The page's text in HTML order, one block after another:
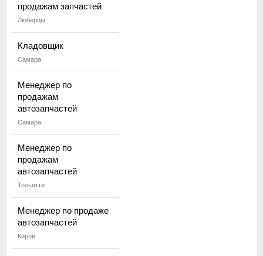
продажам запчастей
Люберцы
Кладовщик
Самара
Менеджер по
продажам
автозапчастей
Самара
Менеджер по
продажам
автозапчастей
Тольятти
Менеджер по продаже
автозапчастей
Киров